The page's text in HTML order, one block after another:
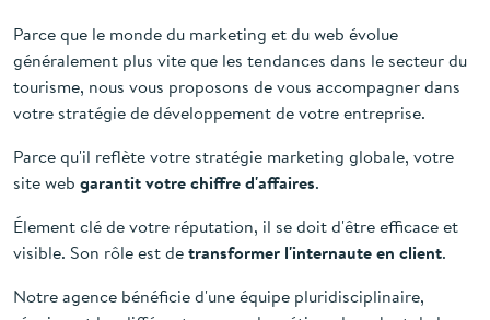
Parce que le monde du marketing et du web évolue
généralement plus vite que les tendances dans le secteur du
tourisme, nous vous proposons de vous accompagner dans
votre stratégie de développement de votre entreprise.
Parce qu'il reflète votre stratégie marketing globale, votre
site web garantit votre chiffre d'affaires.
Élement clé de votre réputation, il se doit d'être efficace et
visible. Son rôle est detransformer l'internaute en client